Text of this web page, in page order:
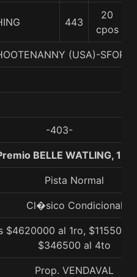
443
20
cpos
(USA)-
-403-
BELLE WATLING,
Pista Normal
Cl�sico Condicional
$4620000 al 1ro,
$346500 al 4to
Prop. VENDAVAL